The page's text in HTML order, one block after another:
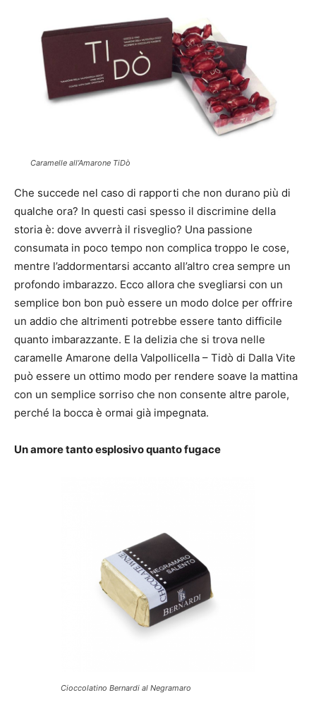
Caramelle all’Amarone TiDò
Che succede nel caso di rapporti che non durano più di
qualche ora? In questi casi spesso il discrimine della
storia è: dove avverrà il risveglio? Una passione
consumata in poco tempo non complica troppo le cose,
mentre l’addormentarsi accanto all’altro crea sempre un
profondo imbarazzo. Ecco allora che svegliarsi con un
semplice bon bon può essere un modo dolce per offrire
un addio che altrimenti potrebbe essere tanto difficile
quanto imbarazzante. E la delizia che si trova nelle
caramelle Amarone della Valpollicella – Tidò di Dalla Vite
può essere un ottimo modo per rendere soave la mattina
con un semplice sorriso che non consente altre parole,
perché la bocca è ormai già impegnata.
Un amore tanto esplosivo quanto fugace
Cioccolatino Bernardi al Negramaro